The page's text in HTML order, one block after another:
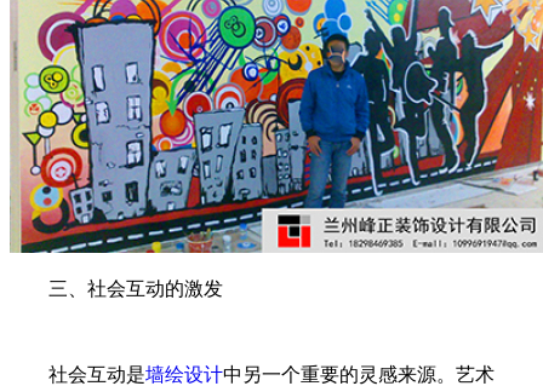
三、社会互动的激发
社会互动是墙绘设计中另一个重要的灵感来源。艺术